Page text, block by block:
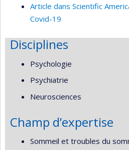
Article dans Scientific
Covid-19
Disciplines
Psychologie
Psychiatrie
Neurosciences
Champ d’expertise
Sommeil et troubles du